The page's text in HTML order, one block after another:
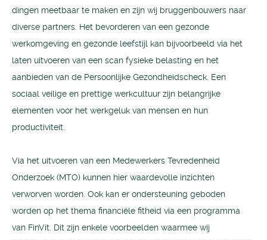
dingen meetbaar te maken en zijn wij bruggenbouwers naar
diverse partners. Het bevorderen van een gezonde
werkomgeving en gezonde leefstijl kan bijvoorbeeld via het
laten uitvoeren van een scan fysieke belasting en het
aanbieden van de Persoonlijke Gezondheidscheck. Een
sociaal veilige en prettige werkcultuur zijn belangrijke
elementen voor het werkgeluk van mensen en hun
productiviteit.
Via het uitvoeren van een Medewerkers Tevredenheid
Onderzoek (MTO) kunnen hier waardevolle inzichten
verworven worden. Ook kan er ondersteuning geboden
worden op het thema financiële fitheid via een programma
van FinVit. Dit zijn enkele voorbeelden waarmee wij